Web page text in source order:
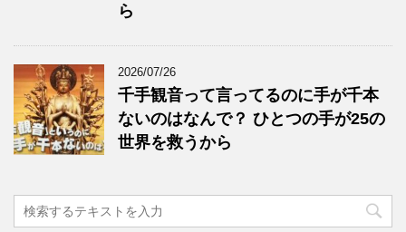
ら
2026/07/26
千手観音って言ってるのに手が千本
ないのはなんで？ ひとつの手が25の
世界を救うから